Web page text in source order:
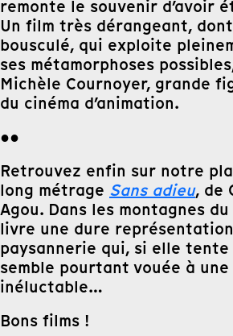
remonte le souvenir d’avoir
Un film très dérangeant,
bousculé, qui exploite
ses métamorphoses
Michèle Cournoyer, grande
du cinéma d’animation.
●●
Retrouvez enfin sur notre
long métrage Sans adieu, de
Agou. Dans les montagnes
livre une dure représentation
paysannerie qui, si elle
semble pourtant vouée à
inéluctable…
Bons films !